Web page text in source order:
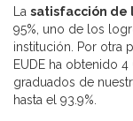
La satisfacción de
95%, uno de los
institución. Por otra
EUDE ha obtenido
graduados de
hasta el 93.9%.